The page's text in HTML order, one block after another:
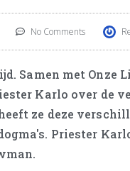
No Comments
Samen met
Karlo over de
ze deze
Priester